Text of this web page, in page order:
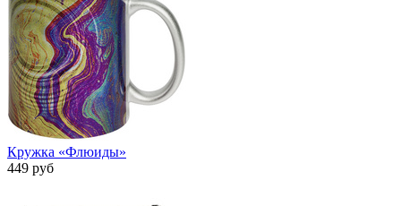
Кружка «Флюиды»
449 руб